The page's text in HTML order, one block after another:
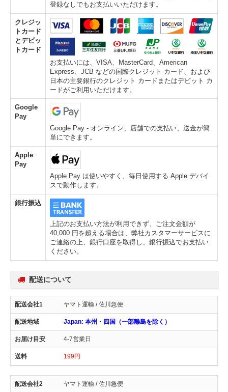
登録なしでもお支払いいただけます。
クレジッ
トカード
とデビッ
トカード
お支払いには、VISA、MasterCard、American
Express、JCB などの国際クレジット カード、および
日本の主要銀行のクレジット カードまたはデビット カ
ードがご利用いただけます。
Google
Pay
Google Pay - オンライン、店舗での支払い、送金が簡
単にできます。
Apple
Pay
Apple Pay は使いやすく、毎日使用する Apple デバイ
スで動作します。
銀行振込
上記のお支払い方法が利用できず、ご注文金額が
40,000 円を超える場合は、弊社カスタマーサービスに
ご連絡の上、銀行口座を取得し、銀行振込でお支払い
ください。
配送について
ヤマト運輸 / 佐川急便
Japan: 本州・四国（一部離島を除く）
4-7営業日
199円
ヤマト運輸 / 佐川急便